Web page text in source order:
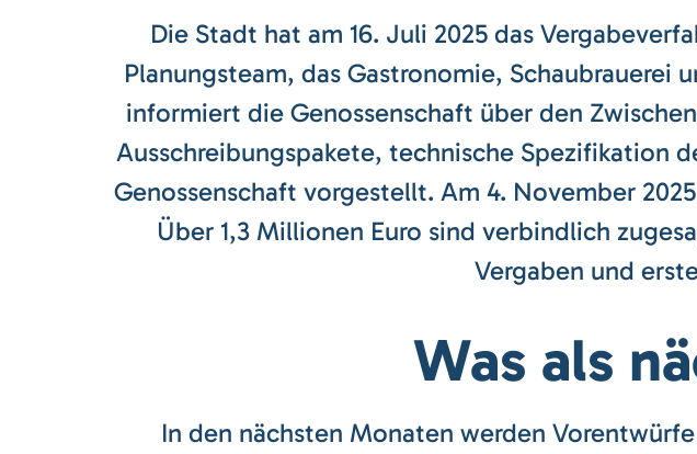
Die Stadt hat am 16. Juli 2025 das
Planungsteam, das Gastronomie, Schaubrauerei
informiert die Genossenschaft über den
Ausschreibungspakete, technische Spezifikation
Genossenschaft vorgestellt. Am 4. November
Über 1,3 Millionen Euro sind verbindlich
Vergaben und
Was als
In den nächsten Monaten werden